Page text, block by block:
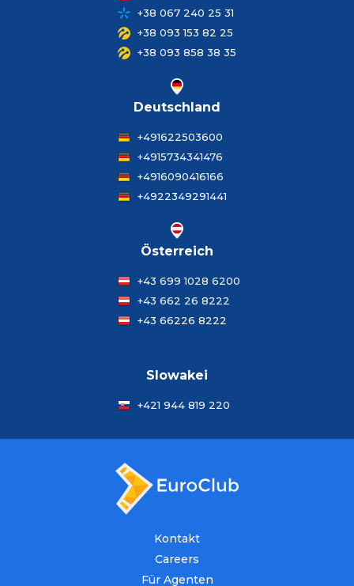
+38 067 240 25 31
+38 093 153 82 25
+38 093 858 38 35
Deutschland
+491622503600
+4915734341476
+4916090416166
+4922349291441
Österreich
+43 699 1028 6200
+43 662 26 8222
+43 66226 8222
Slowakei
+421 944 819 220
Kontakt
Careers
Für Agenten